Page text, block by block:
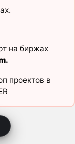
на биржах
.
проектов в